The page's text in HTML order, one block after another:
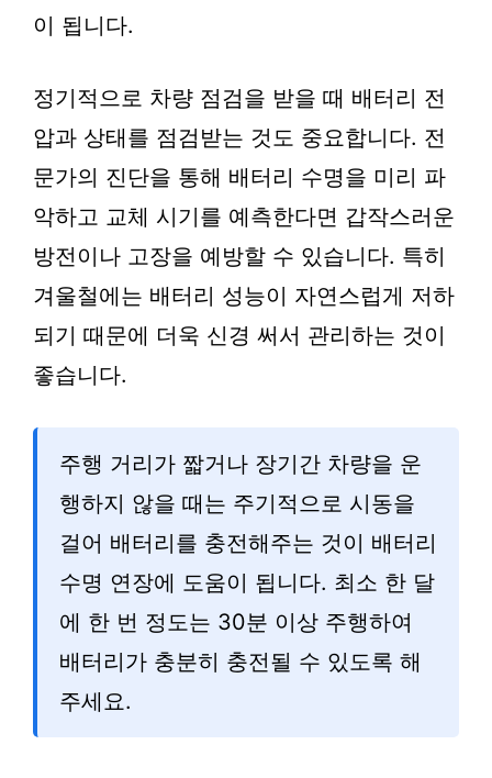
이 됩니다.
정기적으로 차량 점검을 받을 때 배터리 전
압과 상태를 점검받는 것도 중요합니다. 전
문가의 진단을 통해 배터리 수명을 미리 파
악하고 교체 시기를 예측한다면 갑작스러운
방전이나 고장을 예방할 수 있습니다. 특히
겨울철에는 배터리 성능이 자연스럽게 저하
되기 때문에 더욱 신경 써서 관리하는 것이
좋습니다.
주행 거리가 짧거나 장기간 차량을 운
행하지 않을 때는 주기적으로 시동을
걸어 배터리를 충전해주는 것이 배터리
수명 연장에 도움이 됩니다. 최소 한 달
에 한 번 정도는 30분 이상 주행하여
배터리가 충분히 충전될 수 있도록 해
주세요.